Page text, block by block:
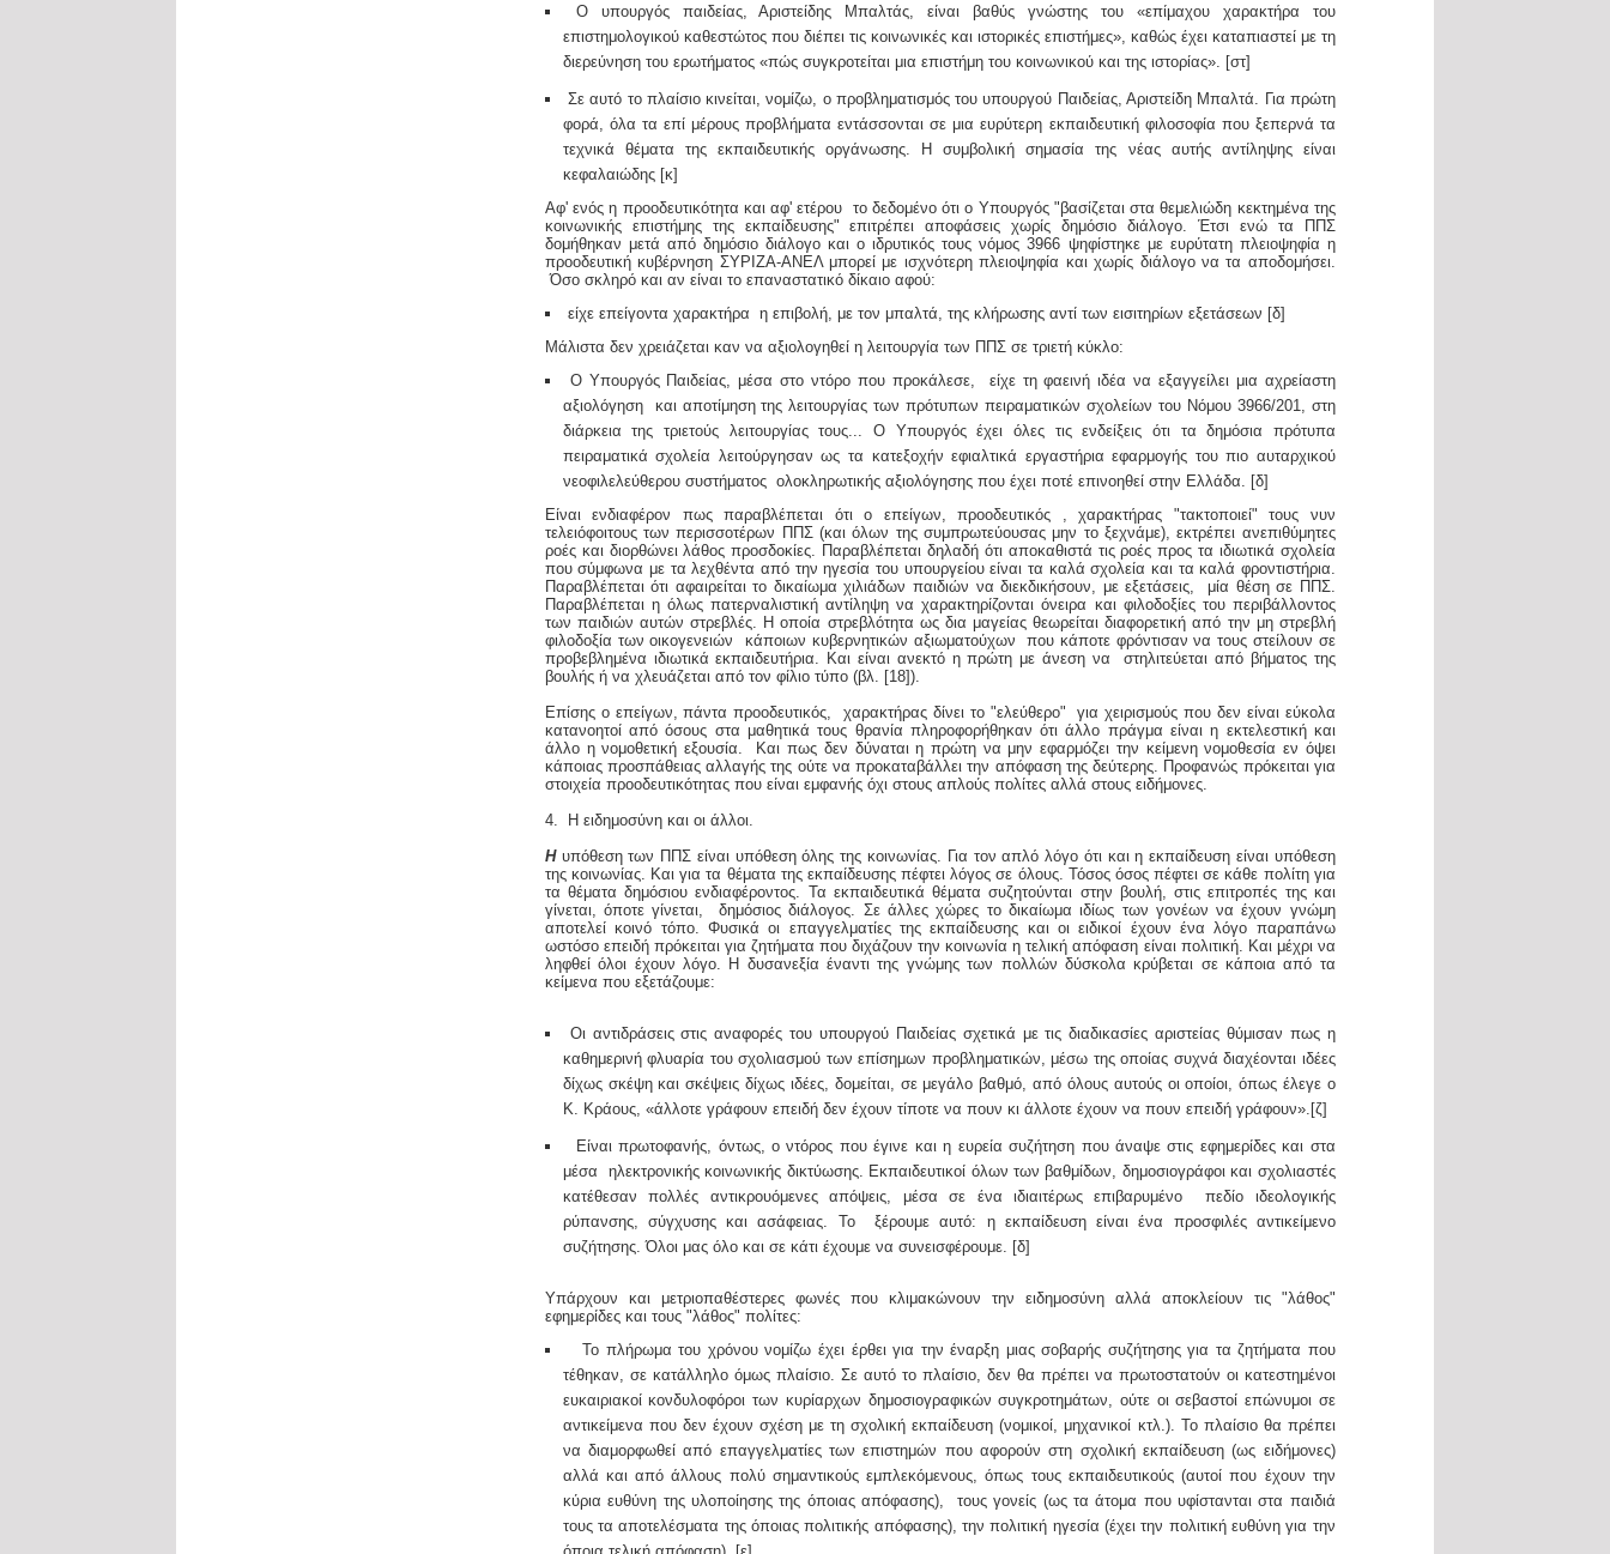
Ο υπουργός παιδείας, Αριστείδης Μπαλτάς, είναι βαθύς γνώστης του «επίμαχου χαρακτήρα του
επιστημολογικού καθεστώτος που διέπει τις κοινωνικές και ιστορικές επιστήμες», καθώς έχει καταπιαστεί με τη
διερεύνηση του ερωτήματος «πώς συγκροτείται μια επιστήμη του κοινωνικού και της ιστορίας». [στ]
Σε αυτό το πλαίσιο κινείται, νομίζω, ο προβληματισμός του υπουργού Παιδείας, Αριστείδη Μπαλτά. Για πρώτη
φορά, όλα τα επί μέρους προβλήματα εντάσσονται σε μια ευρύτερη εκπαιδευτική φιλοσοφία που ξεπερνά τα
τεχνικά θέματα της εκπαιδευτικής οργάνωσης. Η συμβολική σημασία της νέας αυτής αντίληψης είναι
κεφαλαιώδης [κ]
Αφ' ενός η προοδευτικότητα και αφ' ετέρου το δεδομένο ότι ο Υπουργός "βασίζεται στα θεμελιώδη κεκτημένα της
κοινωνικής επιστήμης της εκπαίδευσης" επιτρέπει αποφάσεις χωρίς δημόσιο διάλογο. Έτσι ενώ τα ΠΠΣ
δομήθηκαν μετά από δημόσιο διάλογο και ο ιδρυτικός τους νόμος 3966 ψηφίστηκε με ευρύτατη πλειοψηφία η
προοδευτική κυβέρνηση ΣΥΡΙΖΑ-ΑΝΕΛ μπορεί με ισχνότερη πλειοψηφία και χωρίς διάλογο να τα αποδομήσει.
Όσο σκληρό και αν είναι το επαναστατικό δίκαιο αφού:
είχε επείγοντα χαρακτήρα η επιβολή, με τον μπαλτά, της κλήρωσης αντί των εισιτηρίων εξετάσεων [δ]
Μάλιστα δεν χρειάζεται καν να αξιολογηθεί η λειτουργία των ΠΠΣ σε τριετή κύκλο:
Ο Υπουργός Παιδείας, μέσα στο ντόρο που προκάλεσε, είχε τη φαεινή ιδέα να εξαγγείλει μια αχρείαστη
αξιολόγηση και αποτίμηση της λειτουργίας των πρότυπων πειραματικών σχολείων του Νόμου 3966/201, στη
διάρκεια της τριετούς λειτουργίας τους... Ο Υπουργός έχει όλες τις ενδείξεις ότι τα δημόσια πρότυπα
πειραματικά σχολεία λειτούργησαν ως τα κατεξοχήν εφιαλτικά εργαστήρια εφαρμογής του πιο αυταρχικού
νεοφιλελεύθερου συστήματος ολοκληρωτικής αξιολόγησης που έχει ποτέ επινοηθεί στην Ελλάδα. [δ]
Είναι ενδιαφέρον πως παραβλέπεται ότι ο επείγων, προοδευτικός , χαρακτήρας "τακτοποιεί" τους νυν
τελειόφοιτους των περισσοτέρων ΠΠΣ (και όλων της συμπρωτεύουσας μην το ξεχνάμε), εκτρέπει ανεπιθύμητες
ροές και διορθώνει λάθος προσδοκίες. Παραβλέπεται δηλαδή ότι αποκαθιστά τις ροές προς τα ιδιωτικά σχολεία
που σύμφωνα με τα λεχθέντα από την ηγεσία του υπουργείου είναι τα καλά σχολεία και τα καλά φροντιστήρια.
Παραβλέπεται ότι αφαιρείται το δικαίωμα χιλιάδων παιδιών να διεκδικήσουν, με εξετάσεις, μία θέση σε ΠΠΣ.
Παραβλέπεται η όλως πατερναλιστική αντίληψη να χαρακτηρίζονται όνειρα και φιλοδοξίες του περιβάλλοντος
των παιδιών αυτών στρεβλές. Η οποία στρεβλότητα ως δια μαγείας θεωρείται διαφορετική από την μη στρεβλή
φιλοδοξία των οικογενειών κάποιων κυβερνητικών αξιωματούχων που κάποτε φρόντισαν να τους στείλουν σε
προβεβλημένα ιδιωτικά εκπαιδευτήρια. Και είναι ανεκτό η πρώτη με άνεση να στηλιτεύεται από βήματος της
βουλής ή να χλευάζεται από τον φίλιο τύπο (βλ. [18]).
Επίσης ο επείγων, πάντα προοδευτικός, χαρακτήρας δίνει το "ελεύθερο" για χειρισμούς που δεν είναι εύκολα
κατανοητοί από όσους στα μαθητικά τους θρανία πληροφορήθηκαν ότι άλλο πράγμα είναι η εκτελεστική και
άλλο η νομοθετική εξουσία. Και πως δεν δύναται η πρώτη να μην εφαρμόζει την κείμενη νομοθεσία εν όψει
κάποιας προσπάθειας αλλαγής της ούτε να προκαταβάλλει την απόφαση της δεύτερης. Προφανώς πρόκειται για
στοιχεία προοδευτικότητας που είναι εμφανής όχι στους απλούς πολίτες αλλά στους ειδήμονες.
4. Η ειδημοσύνη και οι άλλοι.
Ηυπόθεση των ΠΠΣ είναι υπόθεση όλης της κοινωνίας. Για τον απλό λόγο ότι και η εκπαίδευση είναι υπόθεση
της κοινωνίας. Και για τα θέματα της εκπαίδευσης πέφτει λόγος σε όλους. Τόσος όσος πέφτει σε κάθε πολίτη για
τα θέματα δημόσιου ενδιαφέροντος. Τα εκπαιδευτικά θέματα συζητούνται στην βουλή, στις επιτροπές της και
γίνεται, όποτε γίνεται, δημόσιος διάλογος. Σε άλλες χώρες το δικαίωμα ιδίως των γονέων να έχουν γνώμη
αποτελεί κοινό τόπο. Φυσικά οι επαγγελματίες της εκπαίδευσης και οι ειδικοί έχουν ένα λόγο παραπάνω
ωστόσο επειδή πρόκειται για ζητήματα που διχάζουν την κοινωνία η τελική απόφαση είναι πολιτική. Και μέχρι να
ληφθεί όλοι έχουν λόγο. Η δυσανεξία έναντι της γνώμης των πολλών δύσκολα κρύβεται σε κάποια από τα
κείμενα που εξετάζουμε:
Οι αντιδράσεις στις αναφορές του υπουργού Παιδείας σχετικά με τις διαδικασίες αριστείας θύμισαν πως η
καθημερινή φλυαρία του σχολιασμού των επίσημων προβληματικών, μέσω της οποίας συχνά διαχέονται ιδέες
δίχως σκέψη και σκέψεις δίχως ιδέες, δομείται, σε μεγάλο βαθμό, από όλους αυτούς οι οποίοι, όπως έλεγε ο
Κ. Κράους, «άλλοτε γράφουν επειδή δεν έχουν τίποτε να πουν κι άλλοτε έχουν να πουν επειδή γράφουν».[ζ]
Είναι πρωτοφανής, όντως, ο ντόρος που έγινε και η ευρεία συζήτηση που άναψε στις εφημερίδες και στα
μέσα ηλεκτρονικής κοινωνικής δικτύωσης. Εκπαιδευτικοί όλων των βαθμίδων, δημοσιογράφοι και σχολιαστές
κατέθεσαν πολλές αντικρουόμενες απόψεις, μέσα σε ένα ιδιαιτέρως επιβαρυμένο πεδίο ιδεολογικής
ρύπανσης, σύγχυσης και ασάφειας. Το ξέρουμε αυτό: η εκπαίδευση είναι ένα προσφιλές αντικείμενο
συζήτησης. Όλοι μας όλο και σε κάτι έχουμε να συνεισφέρουμε. [δ]
Υπάρχουν και μετριοπαθέστερες φωνές που κλιμακώνουν την ειδημοσύνη αλλά αποκλείουν τις "λάθος"
εφημερίδες και τους "λάθος" πολίτες:
Το πλήρωμα του χρόνου νομίζω έχει έρθει για την έναρξη μιας σοβαρής συζήτησης για τα ζητήματα που
τέθηκαν, σε κατάλληλο όμως πλαίσιο. Σε αυτό το πλαίσιο, δεν θα πρέπει να πρωτοστατούν οι κατεστημένοι
ευκαιριακοί κονδυλοφόροι των κυρίαρχων δημοσιογραφικών συγκροτημάτων, ούτε οι σεβαστοί επώνυμοι σε
αντικείμενα που δεν έχουν σχέση με τη σχολική εκπαίδευση (νομικοί, μηχανικοί κτλ.). Το πλαίσιο θα πρέπει
να διαμορφωθεί από επαγγελματίες των επιστημών που αφορούν στη σχολική εκπαίδευση (ως ειδήμονες)
αλλά και από άλλους πολύ σημαντικούς εμπλεκόμενους, όπως τους εκπαιδευτικούς (αυτοί που έχουν την
κύρια ευθύνη της υλοποίησης της όποιας απόφασης), τους γονείς (ως τα άτομα που υφίστανται στα παιδιά
τους τα αποτελέσματα της όποιας πολιτικής απόφασης), την πολιτική ηγεσία (έχει την πολιτική ευθύνη για την